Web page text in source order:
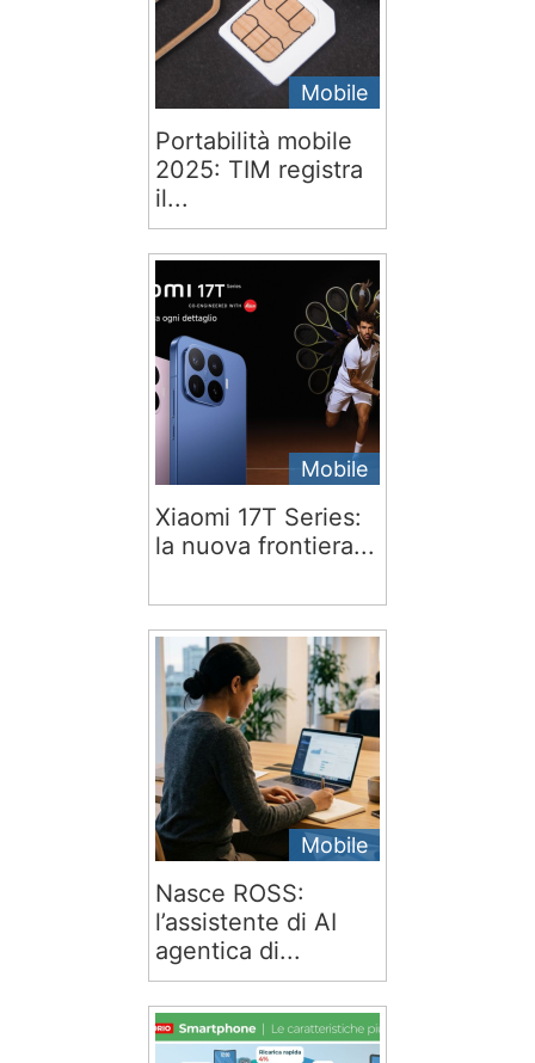
Mobile
Portabilità mobile
2025: TIM registra
il...
Mobile
Xiaomi 17T Series:
la nuova frontiera...
Mobile
Nasce ROSS:
l’assistente di AI
agentica di...